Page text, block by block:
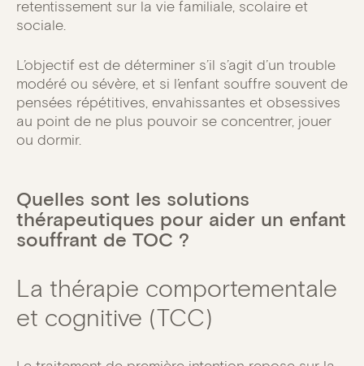
retentissement sur la vie familiale, scolaire et
sociale.
L’objectif est de déterminer s’il s’agit d’un trouble
modéré ou sévère, et si l’enfant souffre souvent de
pensées répétitives, envahissantes et obsessives
au point de ne plus pouvoir se concentrer, jouer
ou dormir.
Quelles sont les solutions
thérapeutiques pour aider un enfant
souffrant de TOC ?
La thérapie comportementale
et cognitive (TCC)